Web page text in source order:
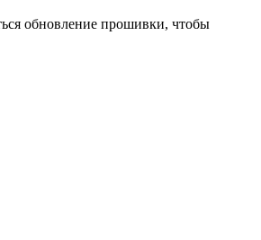
обновление прошивки, чтобы